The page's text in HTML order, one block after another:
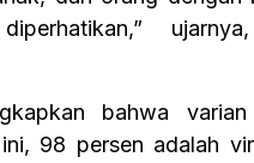
bahwa
98 persen adalah